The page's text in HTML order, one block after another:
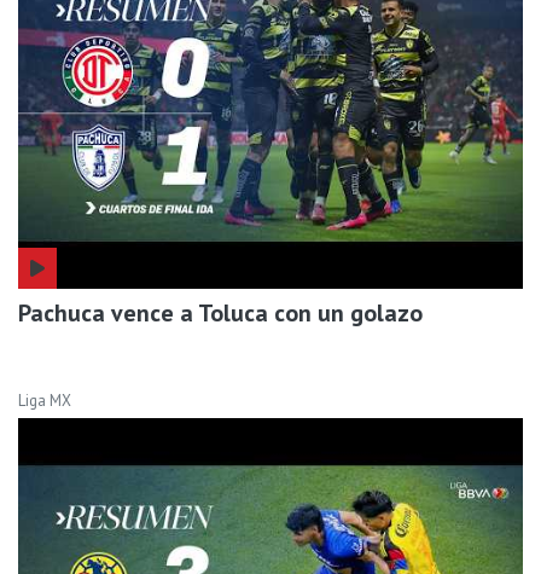
Pachuca vence a Toluca con un golazo
Liga MX